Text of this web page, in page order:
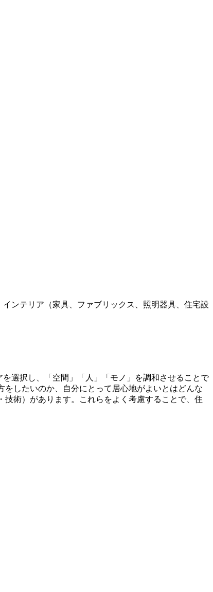
ンテリア（家具、ファブリックス、照明器具、住宅設
選択し、「空間」「人」「モノ」を調和させることで
したいのか、自分にとって居心地がよいとはどんな
術）があります。これらをよく考慮することで、住